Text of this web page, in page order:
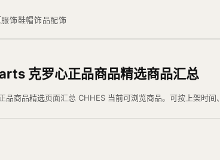
服饰鞋帽饰品配饰
克罗心正品商品精选商品汇总
商品精选页面汇总 CHHES 当前可浏览商品。可按上架时